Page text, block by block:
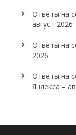
Ответы на
август 2026
Ответы на
2026
Ответы на
Яндекса –